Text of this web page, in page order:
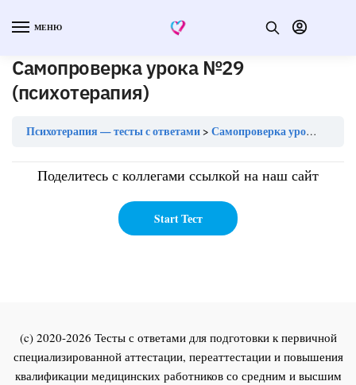
МЕНЮ
Самопроверка урока №29
(психотерапия)
Психотерапия — тесты с ответами Самопроверка урока №29 (психотерапия)
Поделитесь с коллегами ссылкой на наш сайт
(c) 2020-2026 Тесты с ответами для подготовки к первичной
специализированной аттестации, переаттестации и повышения
квалификации медицинских работников со средним и высшим